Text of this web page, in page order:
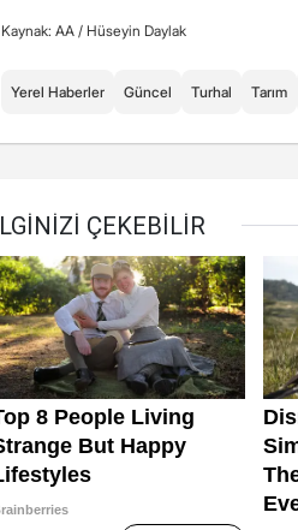
Kaynak: AA / Hüseyin Daylak
Yerel Haberler Güncel Turhal Tarım